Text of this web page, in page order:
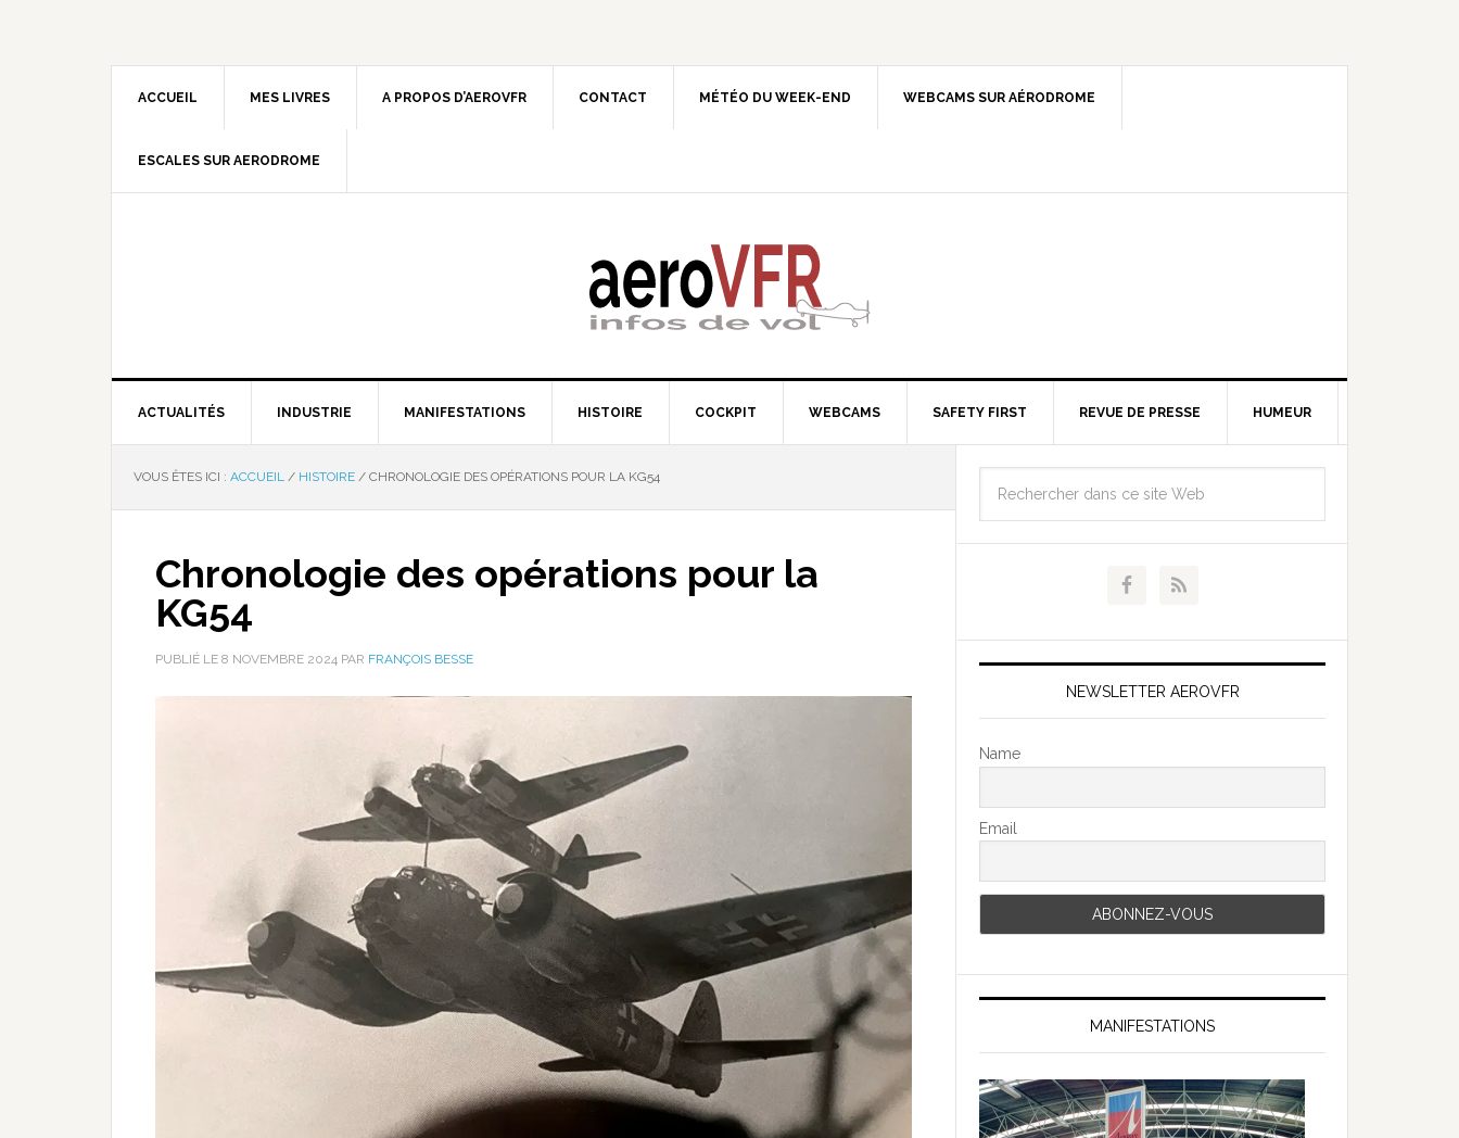
ACCUEIL MES LIVRES A PROPOS D’AEROVFR CONTACT MÉTÉO DU WEEK-END WEBCAMS SUR AÉRODROME
ESCALES SUR AERODROME
ACTUALITÉS INDUSTRIE MANIFESTATIONS HISTOIRE COCKPIT WEBCAMS SAFETY FIRST REVUE DE PRESSE HUMEUR
VOUS ÊTES ICI : ACCUEIL / HISTOIRE / CHRONOLOGIE DES OPÉRATIONS POUR LA KG54
Chronologie des opérations pour la
KG54
PUBLIÉ LE 8 NOVEMBRE 2024 PAR FRANÇOIS BESSE
NEWSLETTER AEROVFR
Name
Email
MANIFESTATIONS